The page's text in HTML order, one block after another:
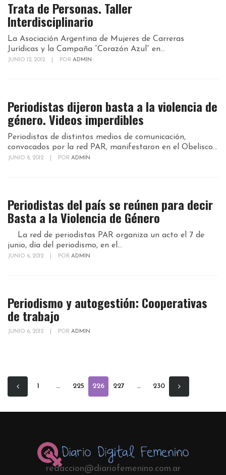
Trata de Personas. Taller
Interdisciplinario
La Asociación Argentina de Mujeres de Carreras
Jurídicas y la Campaña “Corazón Azul” en...
JUNIO 12, 2012 POR ADMIN
Periodistas dijeron basta a la violencia de
género. Videos imperdibles
Periodistas de distintos medios de comunicación,
convocados por la red PAR, manifestaron en el Obelisco...
JUNIO 8, 2012 POR ADMIN
Periodistas del país se reúnen para decir
Basta a la Violencia de Género
La red de periodistas PAR organiza un acto el 7 de
junio, día del periodismo, en el...
JUNIO 6, 2012 POR ADMIN
Periodismo y autogestión: Cooperativas
de trabajo
JUNIO 6, 2012 POR ADMIN
1 … 225 226 227 … 230
redaccion@diariofemenino.com.ar